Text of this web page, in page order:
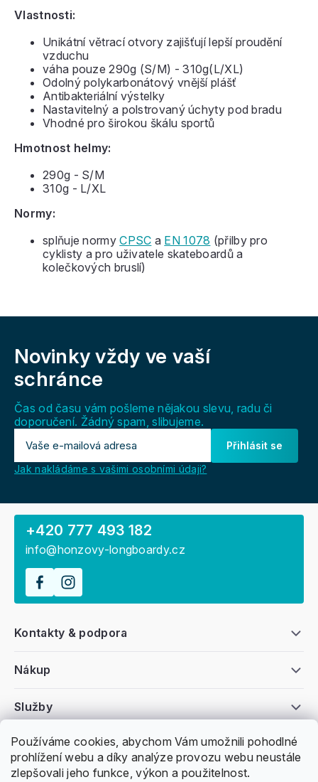
Používáme cookies, abychom Vám umožnili pohodlné
prohlížení webu a díky analýze provozu webu neustále
zlepšovali jeho funkce, výkon a použitelnost.
Vlastnosti:
Unikátní větrací otvory zajišťují lepší proudění
vzduchu
váha pouze 290g (S/M) - 310g(L/XL)
Odolný polykarbonátový vnější plášť
Antibakteriální výstelky
Nastavitelný a polstrovaný úchyty pod bradu
Vhodné pro širokou škálu sportů
Hmotnost helmy:
290g - S/M
310g - L/XL
Normy:
splňuje normyCPSC a EN 1078 (přilby pro
cyklisty a pro uživatele skateboardů a
kolečkových bruslí)
Novinky vždy ve vaší
schránce
Čas od času vám pošleme nějakou slevu, radu či
doporučení. Žádný spam, slibujeme.
Přihlásit se
Jak nakládáme s vašimi osobními údaji?
Všeobecné informace
Nákup
Kontakty & podpora
Služby
+420 777 493 182
info@honzovy-longboardy.cz